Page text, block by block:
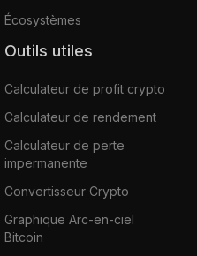
Écosystèmes
Outils utiles
Calculateur de profit crypto
Calculateur de rendement
Calculateur de perte
impermanente
Convertisseur Crypto
Graphique Arc-en-ciel
Bitcoin